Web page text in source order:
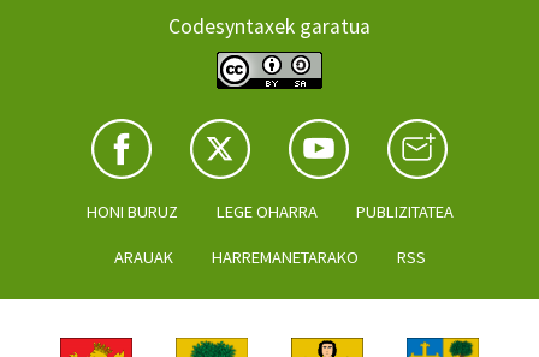
Codesyntaxek garatua
HONI BURUZ LEGE OHARRA PUBLIZITATEA
ARAUAK HARREMANETARAKO RSS